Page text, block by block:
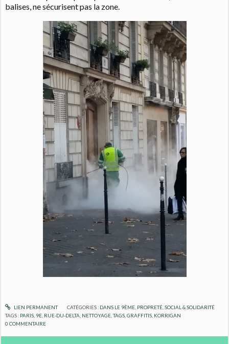
balises, ne sécurisent pas la zone.
LIEN PERMANENT CATÉGORIES : DANS LE 9ÈME, PROPRETÉ, SOCIAL & SOLIDARITÉ
TAGS : PARIS 9E RUE-DU-DELTA NETTOYAGE ,TAGS ,GRAFFITIS KORRIGAN
0 COMMENTAIRE